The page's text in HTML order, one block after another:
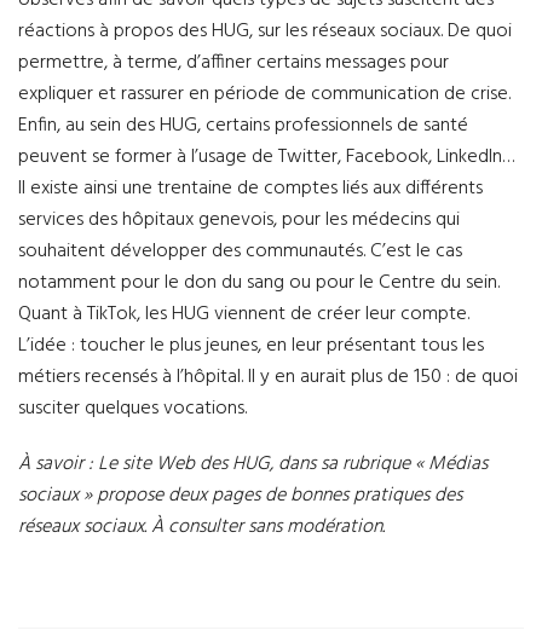
réactions à propos des HUG, sur les réseaux sociaux. De quoi
permettre, à terme, d’affiner certains messages pour
expliquer et rassurer en période de communication de crise.
Enfin, au sein des HUG, certains professionnels de santé
peuvent se former à l’usage de Twitter, Facebook, LinkedIn…
Il existe ainsi une trentaine de comptes liés aux différents
services des hôpitaux genevois, pour les médecins qui
souhaitent développer des communautés. C’est le cas
notamment pour le don du sang ou pour le Centre du sein.
Quant à TikTok, les HUG viennent de créer leur compte.
L’idée : toucher le plus jeunes, en leur présentant tous les
métiers recensés à l’hôpital. Il y en aurait plus de 150 : de quoi
susciter quelques vocations.
À savoir: Le site Web des HUG, dans sa rubrique « Médias
sociaux » propose deux pages de bonnes pratiques des
réseaux sociaux. À consulter sans modération.